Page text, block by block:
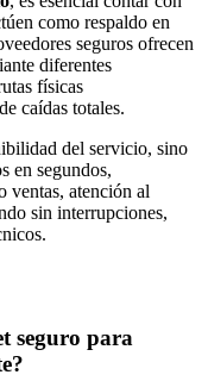
como respaldo en
seguros ofrecen
diferentes
físicas
caídas totales.
del servicio, sino
en segundos,
ventas, atención al
sin interrupciones,
seguro para